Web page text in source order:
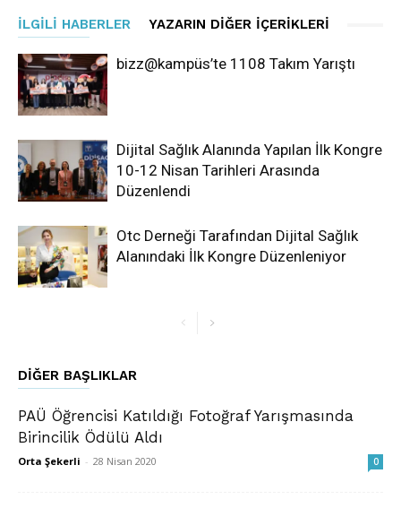
İLGILI HABERLER YAZARIN DIĞER İÇERIKLERI
bizz@kampüs’te 1108 Takım Yarıştı
Dijital Sağlık Alanında Yapılan İlk Kongre
10-12 Nisan Tarihleri Arasında
Düzenlendi
Otc Derneği Tarafından Dijital Sağlık
Alanındaki İlk Kongre Düzenleniyor
DIĞER BAŞLIKLAR
PAÜ Öğrencisi Katıldığı Fotoğraf Yarışmasında
Birincilik Ödülü Aldı
Orta Şekerli - 28 Nisan 2020 0